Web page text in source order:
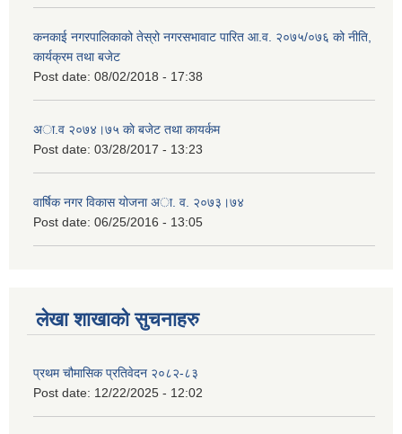
कनकाई नगरपालिकाको तेस्रो नगरसभावाट पारित आ.व. २०७५/०७६ को नीति,
कार्यक्रम तथा बजेट
Post date: 08/02/2018 - 17:38
अा.व २०७४।७५ काे बजेट तथा कायर्कम
Post date: 03/28/2017 - 13:23
वार्षिक नगर विकास योजना अा. व. २०७३।७४
Post date: 06/25/2016 - 13:05
लेखा शाखाको सुचनाहरु
प्रथम चौमासिक प्रतिवेदन २०८२-८३
Post date: 12/22/2025 - 12:02